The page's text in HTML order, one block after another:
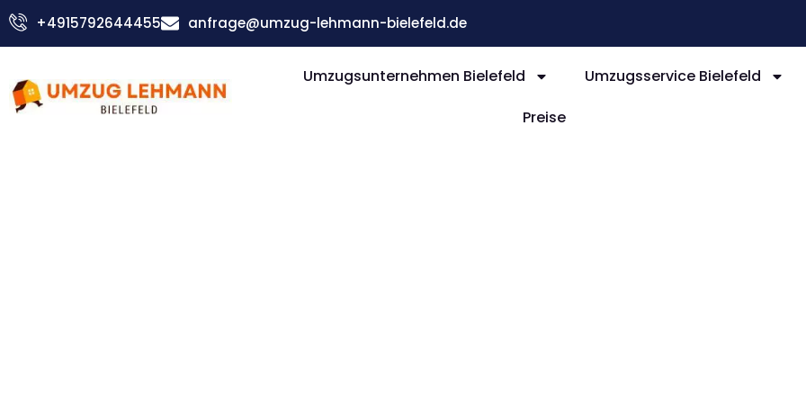
Zum
Inhalt
+4915792644455 anfrage@umzug-lehmann-bielefeld.de
Umzugsunternehmen Bielefeld
Umzugsservice Bielefeld
Preise